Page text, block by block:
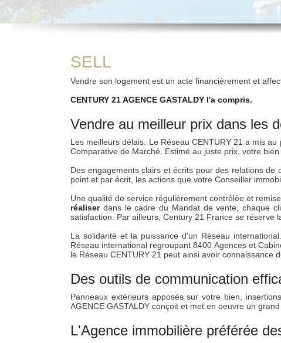
SELL
Vendre son logement est un acte financièrement et
CENTURY 21 AGENCE GASTALDY l'a compris.
Vendre au meilleur prix dans les
Les meilleurs délais. Le Réseau CENTURY 21 a mis
Comparative de Marché. Estimé au juste prix, votre
Des engagements clairs et écrits pour des relations
point et par écrit, les actions que votre Conseiller
Une qualité de service régulièrement contrôlée et
réaliserdans le cadre du Mandat de vente, chaque
satisfaction. Par ailleurs, Century 21 France se réserve
La solidarité et la puissance d'un Réseau
Réseau international regroupant 8400 Agences et
le Réseau CENTURY 21 peut ainsi avoir connaissance
Des outils de communication
Panneaux extérieurs apposés sur votre bien,
AGENCE GASTALDY conçoit et met en oeuvre un
L'Agence immobilière préférée